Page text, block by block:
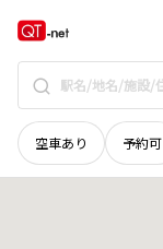
空車あり 予約可
青森県